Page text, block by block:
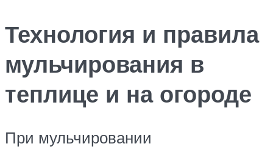
Технология и правила
мульчирования в
теплице и на огороде
При мульчировании